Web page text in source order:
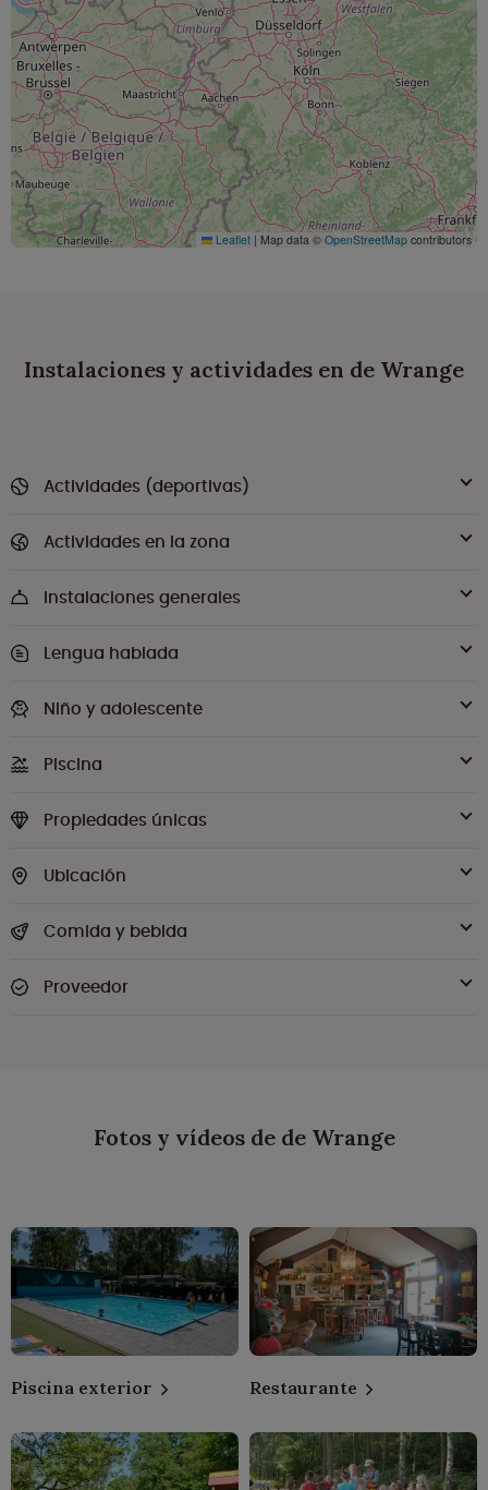
Leaflet | Map data © OpenStreetMap contributors
Instalaciones y actividades en de Wrange
Actividades (deportivas)
Actividades en la zona
Instalaciones generales
Lengua hablada
Niño y adolescente
Piscina
Propiedades únicas
Ubicación
Comida y bebida
Proveedor
Fotos y vídeos de de Wrange
Piscina exterior Restaurante